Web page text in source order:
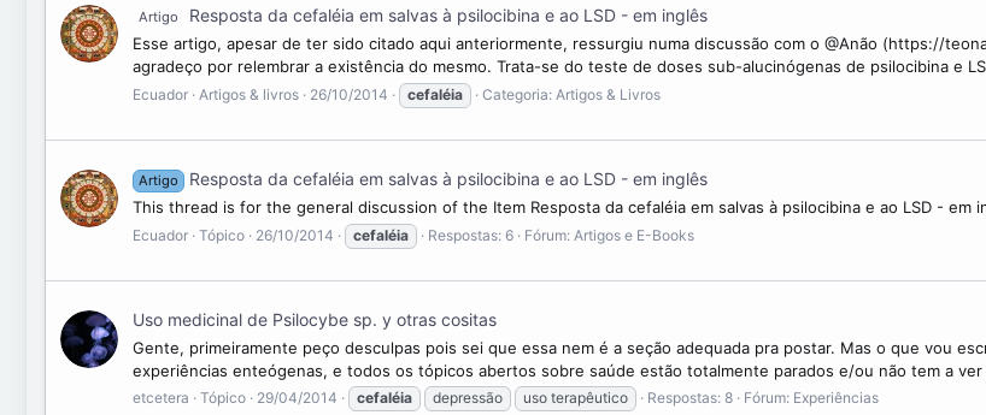
Artigo Resposta da cefaléia em salvas à psilocibina e ao LSD - em inglês
Esse artigo, apesar de ter sido citado aqui anteriormente, ressurgiu numa discussão com o @Anão (https://
agradeço por relembrar a existência do mesmo. Trata-se do teste de doses sub-alucinógenas de psilocibina e
Ecuador Artigos & livros 26/10/2014 cefaléia Categoria: Artigos & Livros
Artigo Resposta da cefaléia em salvas à psilocibina e ao LSD - em inglês
This thread is for the general discussion of the Item Resposta da cefaléia em salvas à psilocibina e ao LSD - em
Ecuador Tópico 26/10/2014 cefaléia Respostas: 6 Fórum: Artigos e E-Books
Uso medicinal de Psilocybe sp. y otras cositas
Gente, primeiramente peço desculpas pois sei que essa nem é a seção adequada pra postar. Mas o que vou
experiências enteógenas, e todos os tópicos abertos sobre saúde estão totalmente parados e/ou não tem a
etcetera Tópico 29/04/2014 cefaléia depressão uso terapêutico Respostas: 8 Fórum: Experiências